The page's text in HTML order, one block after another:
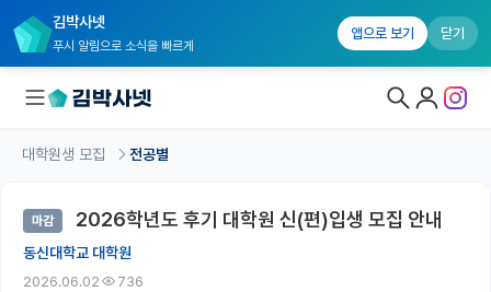
김박사넷
푸시 알림으로 소식을 빠르게
앱으로 보기 닫기
대학원생 모집 홈
대학원생 모집 전공별
마감 2026학년도 후기 대학원 신(편)입생 모집 안내
동신대학교 대학원
2026.06.02 736